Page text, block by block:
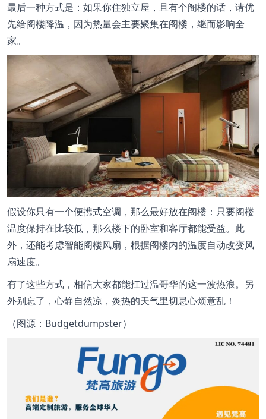
最后一种方式是：如果你住独立屋，且有个阁楼的话，请优
先给阁楼降温，因为热量会主要聚集在阁楼，继而影响全
家。
假设你只有一个便携式空调，那么最好放在阁楼：只要阁楼
温度保持在比较低，那么楼下的卧室和客厅都能受益。此
外，还能考虑智能阁楼风扇，根据阁楼内的温度自动改变风
扇速度。
有了这些方式，相信大家都能扛过温哥华的这一波热浪。另
外别忘了，心静自然凉，炎热的天气里切忌心烦意乱！
（图源：Budgetdumpster）